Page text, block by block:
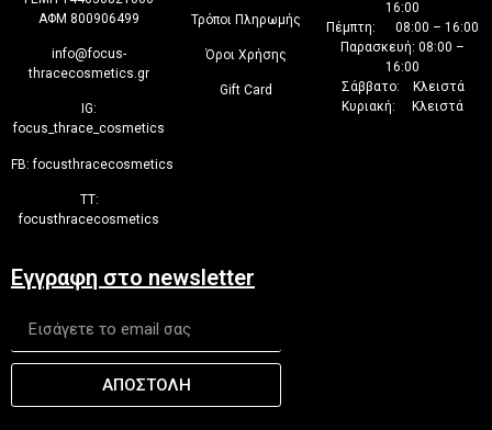
ΑΦΜ 800906499
info@focus-
thracecosmetics.gr
IG:
focus_thrace_cosmetics
FB:focusthracecosmetics
TT:
focusthracecosmetics
Τρόποι Πληρωμής
Όροι Χρήσης
Gift Card
16:00
Πέμπτη: 08:00 – 16:00
Παρασκευή: 08:00 –
16:00
Σάββατο: Κλειστά
Κυριακή: Κλειστά
Εγγραφη στο newsletter
ΑΠΟΣΤΟΛΗ